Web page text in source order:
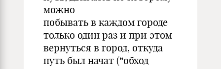
можно
побывать в каждом городе
только один раз и при этом
вернуться в город, откуда
путь был начат (“обход